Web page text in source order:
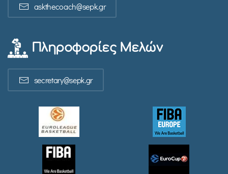
askthecoach@sepk.gr
Πληροφορίες Μελών
secretary@sepk.gr